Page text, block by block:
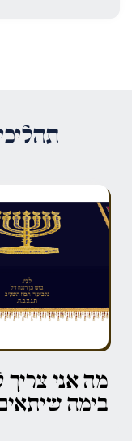
מה אני צריך
בימה